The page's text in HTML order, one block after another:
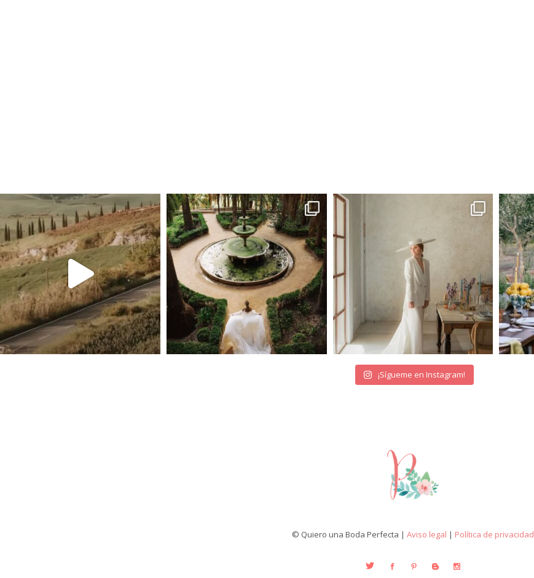
¡Sígueme en Instagram!
© Quiero una Boda Perfecta | Aviso legal | Política de privacidad